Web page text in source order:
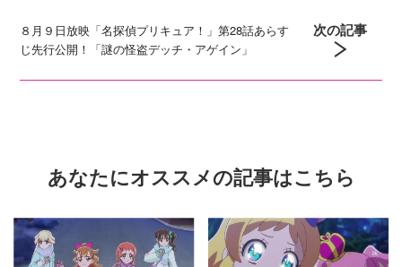
８月９日放映「名探偵プリキュア！」第28話あらす
じ先行公開！「謎の怪盗デッチ・アゲイン」
次の記事
あなたにオススメの記事はこちら